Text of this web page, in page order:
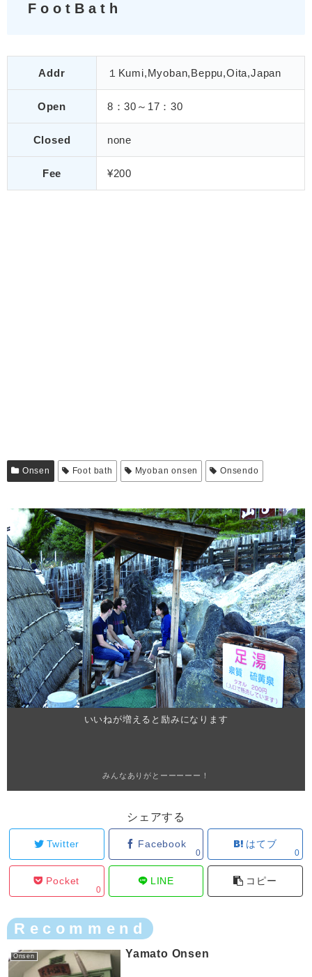
FootBath
Addr １Kumi,Myoban,Beppu,Oita,Japan
Open 8：30～17：30
Closed none
Fee ¥200
Onsen Foot bath Myoban onsen Onsendo
いいねが増えると励みになります
みんなありがとーーーーー！
シェアする
Twitter Facebook
0
はてブ
0
Pocket
0
LINE コピー
Recommend
Onsen Yamato Onsen